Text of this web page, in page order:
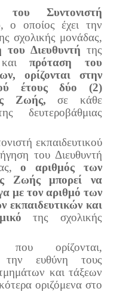
του Συντονιστή
, ο οποίος έχει την
σχολικής μονάδας,
του Διευθυντή της
καιπρόταση του
ορίζονται στην
έτους δύο (2)
Ζωής,σε κάθε
δευτεροβάθμιας
εκπαιδευτικού
του Διευθυντή
ο αριθμός των
Ζωής μπορεί να
με τον αριθμό των
εκπαιδευτικών και
της σχολικής
που ορίζονται,
την ευθύνη τους
και τάξεων
οριζόμενα στο